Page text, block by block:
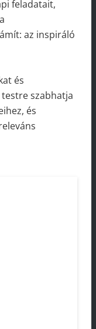
feladatait,
az inspiráló
és
szabhatja
és